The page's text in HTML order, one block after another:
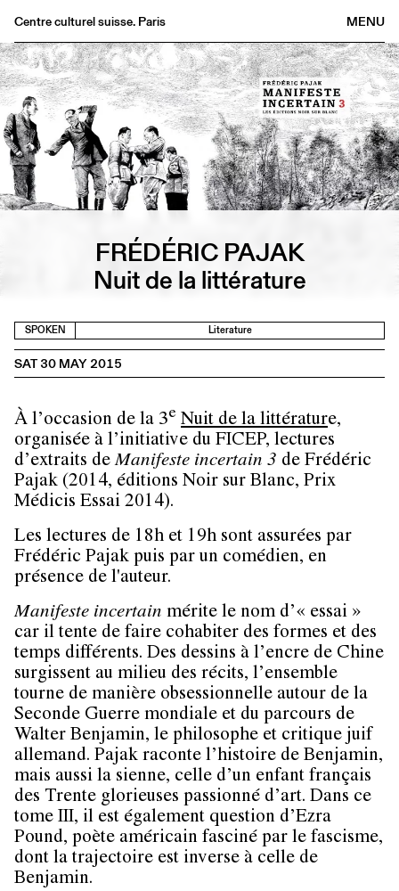
MENU
Centre culturel suisse. Paris
Agenda
Bookshop
Buvette
Archives
Medias
Publications
FRÉDÉRIC PAJAK
Nuit de la littérature
SPOKEN Literature
SAT 30 MAY 2015
À l’occasion de la 3e Nuit de la littérature,
organisée à l’initiative du FICEP, lectures
d’extraits deManifeste incertain 3 de Frédéric
Pajak (2014, éditions Noir sur Blanc, Prix
Médicis Essai 2014).
Les lectures de 18h et 19h sont assurées par
Frédéric Pajak puis par un comédien, en
présence de l'auteur.
Manifeste incertain mérite le nom d’« essai »
car il tente de faire cohabiter des formes et des
temps différents. Des dessins à l’encre de Chine
surgissent au milieu des récits, l’ensemble
tourne de manière obsessionnelle autour de la
Seconde Guerre mondiale et du parcours de
Walter Benjamin, le philosophe et critique juif
allemand. Pajak raconte l’histoire de Benjamin,
mais aussi la sienne, celle d’un enfant français
des Trente glorieuses passionné d’art. Dans ce
tome III, il est également question d’Ezra
Pound, poète américain fasciné par le fascisme,
dont la trajectoire est inverse à celle de
Benjamin.